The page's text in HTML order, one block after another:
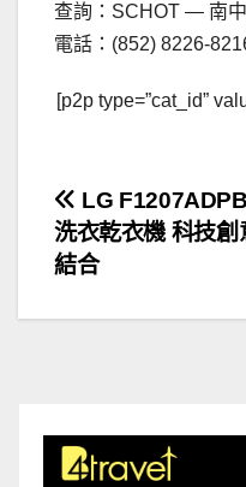
查詢：SCHOT — 南
電話：(852) 8226-
[p2p type=”cat_id”
文
章
導
LG F1207ADPB
洗衣乾衣機 科技創
結合